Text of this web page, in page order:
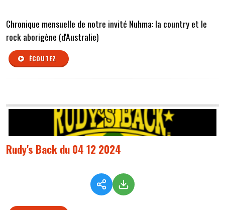
Chronique mensuelle de notre invité Nuhma: la country et le
rock aborigène (d'Australie)
ÉCOUTEZ
Rudy's Back du 04 12 2024